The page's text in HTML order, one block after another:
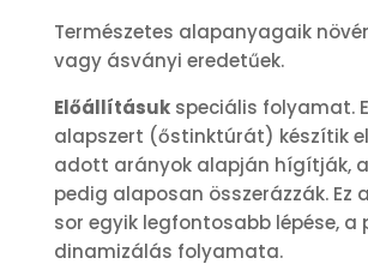
Természetes alapanyagaik
vagy ásványi eredetűek.
Előállításukspeciális folyamat.
alapszert (őstinktúrát) készítik
adott arányok alapján hígítják, a
pedig alaposan összerázzák. Ez
sor egyik legfontosabb lépése, a
dinamizálás folyamata.